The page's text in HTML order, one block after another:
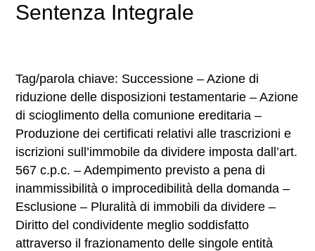
Sentenza Integrale
Tag/parola chiave: Successione – Azione di
riduzione delle disposizioni testamentarie – Azione
di scioglimento della comunione ereditaria –
Produzione dei certificati relativi alle trascrizioni e
iscrizioni sull’immobile da dividere imposta dall’art.
567 c.p.c. – Adempimento previsto a pena di
inammissibilità o improcedibilità della domanda –
Esclusione – Pluralità di immobili da dividere –
Diritto del condividente meglio soddisfatto
attraverso il frazionamento delle singole entità